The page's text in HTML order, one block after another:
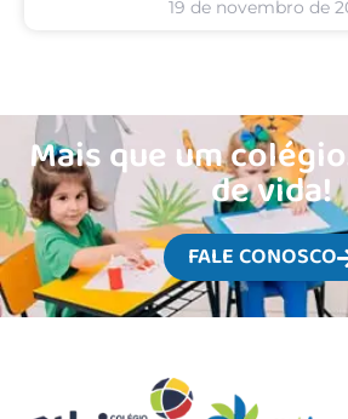
19 de novembro de
Mais que um
de vida!
FALE CONOSCO